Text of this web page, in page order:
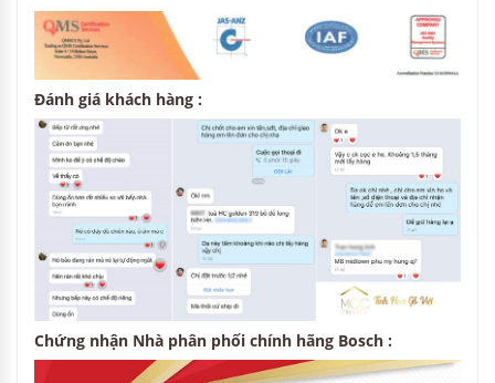
Đánh giá khách hàng :
Chứng nhận Nhà phân phối chính hãng Bosch :